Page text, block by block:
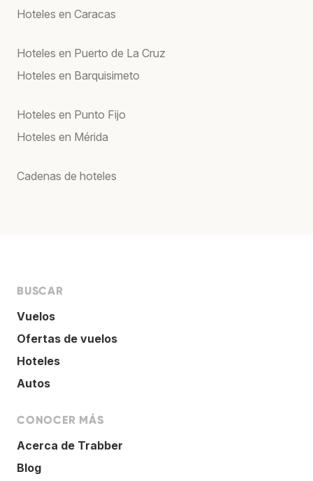
Hoteles en Caracas
Hoteles en Puerto de La Cruz
Hoteles en Barquisimeto
Hoteles en Punto Fijo
Hoteles en Mérida
Cadenas de hoteles
BUSCAR
Vuelos
Ofertas de vuelos
Hoteles
Autos
CONOCER MÁS
Acerca de Trabber
Blog